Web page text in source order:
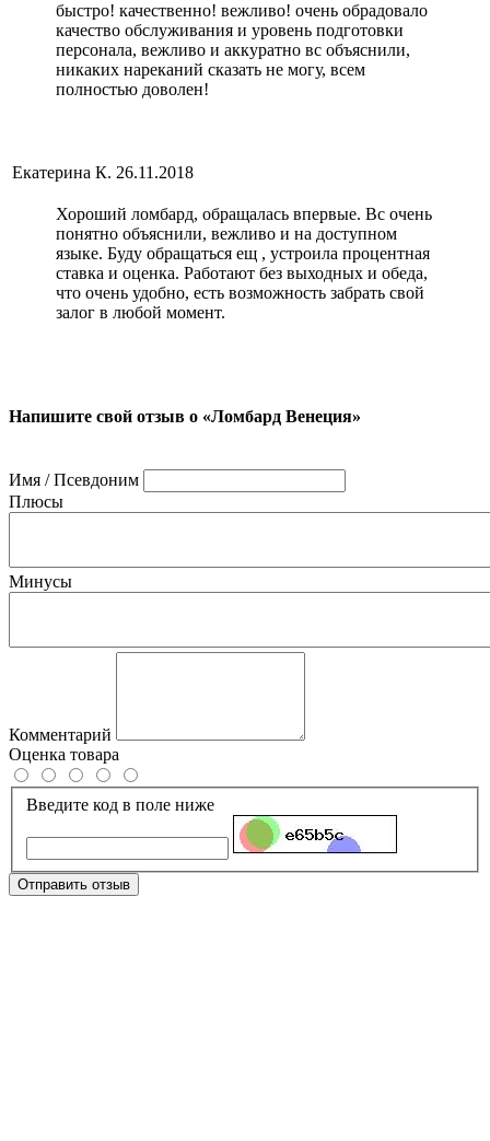
быстро! качественно! вежливо! очень обрадовало
качество обслуживания и уровень подготовки
персонала, вежливо и аккуратно вс объяснили,
никаких нареканий сказать не могу, всем
полностью доволен!
Екатерина К. 26.11.2018
Хороший ломбард, обращалась впервые. Вс очень
понятно объяснили, вежливо и на доступном
языке. Буду обращаться ещ , устроила процентная
ставка и оценка. Работают без выходных и обеда,
что очень удобно, есть возможность забрать свой
залог в любой момент.
Напишите свой отзыв о «Ломбард Венеция»
Имя / Псевдоним
Плюсы
Минусы
Комментарий
Оценка товара
Введите код в поле ниже
Отправить отзыв